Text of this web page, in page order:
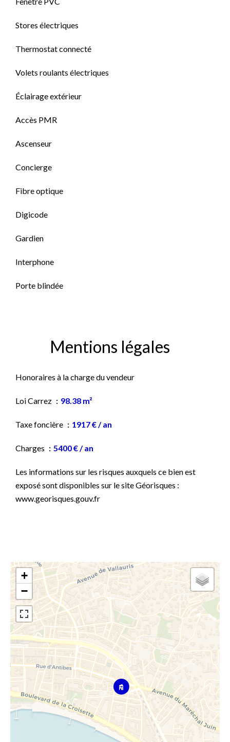
Stores électriques
Thermostat connecté
Volets roulants électriques
Éclairage extérieur
Accès PMR
Ascenseur
Concierge
Fibre optique
Digicode
Gardien
Interphone
Porte blindée
Mentions légales
Honoraires à la charge du vendeur
Loi Carrez 98.38 m²
Taxe foncière 1917 € / an
Charges 5400 € / an
Les informations sur les risques auxquels ce bien est
exposé sont disponibles sur le site Géorisques :
www.georisques.gouv.fr
+
−